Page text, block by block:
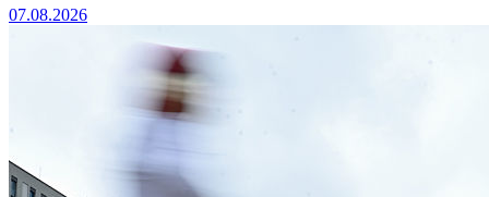
07.08.2026